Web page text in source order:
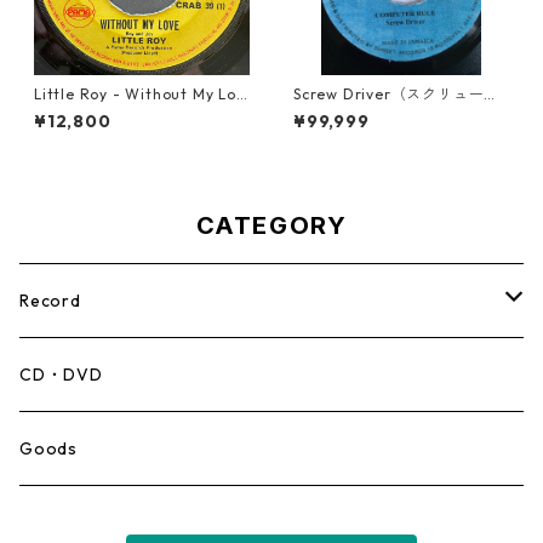
Little Roy - Without My Lov
e【7-21990】
¥12,800
Screw Driver（スクリュード
ライバー） - Computer Rule
【7'】
¥99,999
CATEGORY
Record
Mento,Calypso,Ballad
Ska
CD・DVD
Goods